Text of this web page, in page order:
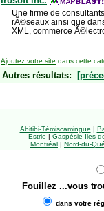
Une firme de
rÃ©seaux ainsi que
XML, commerce
Ajoutez votre site dans cette
Autres résultats:
Abitibi-Témiscamingue |
Estrie | Gaspésie-Îles-
Montréal | Nord-du-
Fouillez ...vous
dans votre